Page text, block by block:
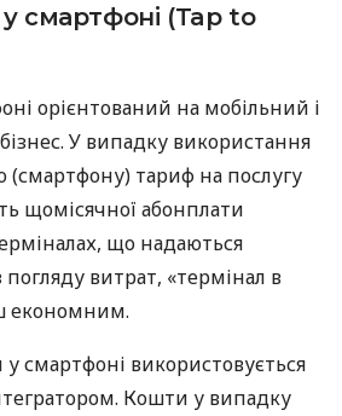
смартфоні (Tap to
орієнтований на мобільний і
У випадку використання
(смартфону) тариф на послугу
щомісячної абонплати
що надаються
витрат, «термінал в
економним.
смартфоні використовується
Кошти у випадку